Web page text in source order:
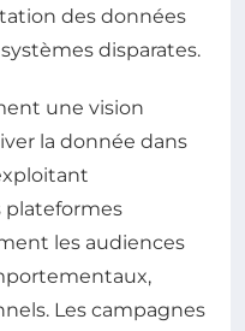
des données
disparates.
une vision
la donnée dans
plateformes
les audiences
Les campagnes